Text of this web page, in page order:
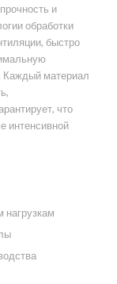
и
обработки
быстро
Каждый материал
что
интенсивной
нагрузкам